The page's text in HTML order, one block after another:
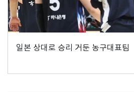
일본 상대로 승리 거둔 농구대표팀